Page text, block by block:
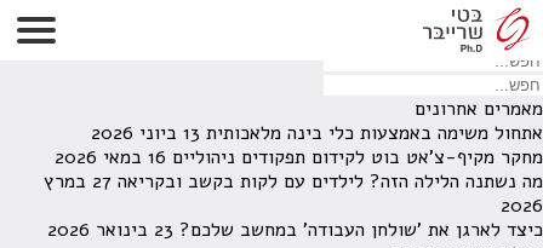
לא נמצאו תוצאות תחת קטגוריה זו.
מחפש משהו מסויים? השתמש בחיפוש
מאמרים אחרונים
אתחול משימה באמצעות כלי בינה מלאכותית 13 ביוני 2026
מחקר מקיף-צ'אט בוט לקידום תפקודים ניהוליים 16 במאי 2026
מה נשתנה הלילה הזה? לילדים עם לקות בקשב ובקריאה
27 במרץ
2026
כיצד לארגן את 'שולחן העבודה' במחשב שלכם? 23 בינואר 2026